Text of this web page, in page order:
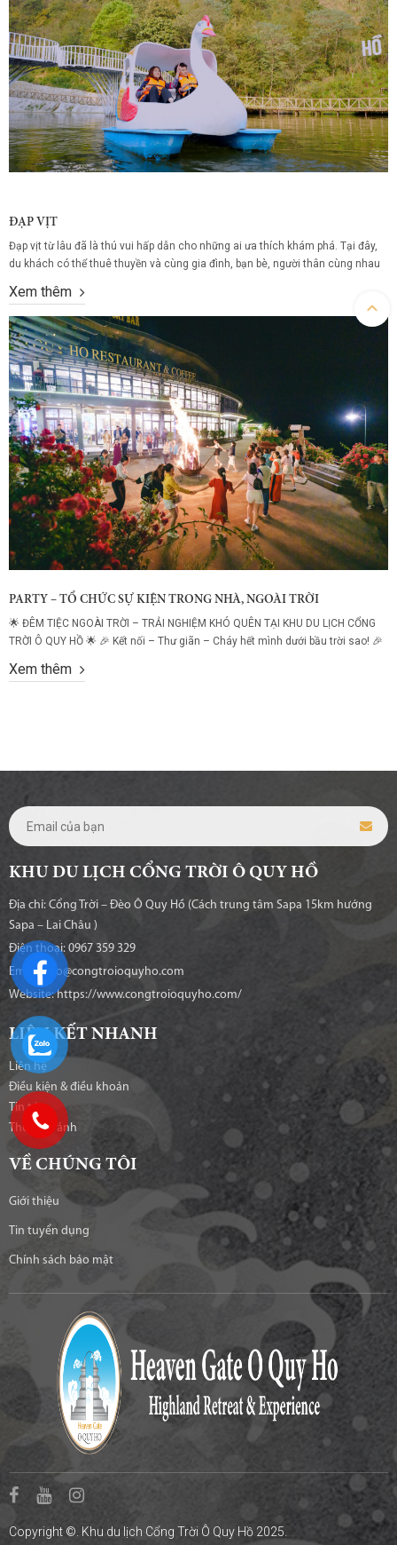
ĐẠP VỊT
Đạp vịt từ lâu đã là thú vui hấp dẫn cho những ai ưa thích khám phá. Tại đây,
du khách có thể thuê thuyền và cùng gia đình, bạn bè, người thân cùng nhau
gây dấu ấn...
Xem thêm
PARTY – TỔ CHỨC SỰ KIỆN TRONG NHÀ, NGOÀI TRỜI
🌟 ĐÊM TIỆC NGOÀI TRỜI – TRẢI NGHIỆM KHÓ QUÊN TẠI KHU DU LỊCH CỔNG
TRỜI Ô QUY HỒ 🌟 🎉 Kết nối – Thư giãn – Cháy hết mình dưới bầu trời sao! 🎉
thượng hạng, vừa ngập tràn tiếng cười,...
Xem thêm
KHU DU LỊCH CỔNG TRỜI Ô QUY HỒ
Địa chỉ: Cổng Trời – Đèo Ô Quy Hồ (Cách trung tâm Sapa 15km hướng
Sapa – Lai Châu )
Điện thoại: 0967 359 329
Email: info@congtroioquyho.com
Website:https://www.congtroioquyho.com/
LIÊN KẾT NHANH
Liên hệ
Điều kiện & điều khoản
Tin tức
Thư viện ảnh
VỀ CHÚNG TÔI
Giới thiệu
Tin tuyển dụng
Chính sách bảo mật
Copyright ©. Khu du lịch Cổng Trời Ô Quy Hồ 2025.